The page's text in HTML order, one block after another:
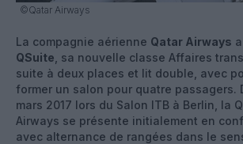
©Qatar Airways
La compagnie aérienne Qatar Airways
QSuite , sa nouvelle classe Affaires
suite à deux places et lit double, avec
former un salon pour quatre passagers.
mars 2017 lors du Salon ITB à Berlin, la
Airways se présente initialement en
avec alternance de rangées dans le